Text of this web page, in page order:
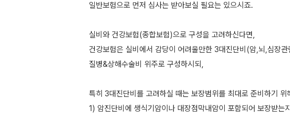
일반보험으로 먼저 심사는 받아보실 필요는 있으시죠.
실비와 건강보험(종합보험)으로 구성을 고려하신다면,
건강보험은 실비에서 감당이 어려울만한 3대진단비(암,뇌,심장
질병&상해수술비 위주로 구성하시되,
특히 3대진단비를 고려하실 때는 보장범위를 최대로 준비하기 위
1) 암진단비에 생식기암이나 대장점막내암이 포함되어 보장받는